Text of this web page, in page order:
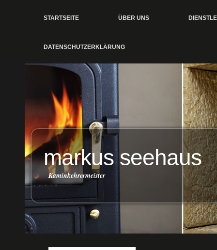
STARTSEITE ÜBER UNS
DATENSCHUTZERKLÄRUNG
markus seehaus
Kaminkehrermeister